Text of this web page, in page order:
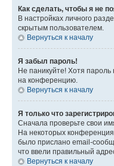
Как сделать, чтобы я не
В настройках личного
скрытым пользователем.
Вернуться к началу
Я забыл пароль!
Не паникуйте! Хотя
на конференцию.
Вернуться к началу
Я только что
Сначала проверьте свои
На некоторых
было прислано email-
что ввели правильный
Вернуться к началу